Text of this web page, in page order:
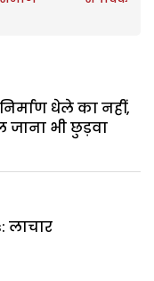
धेले का नहीं,
जाना भी छुड़वा
लाचार